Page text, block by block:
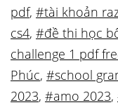
pdf, #tài khoản
cs4, #đề thi học
challenge 1 pdf
Phúc, #school
2023, #amo 2023,